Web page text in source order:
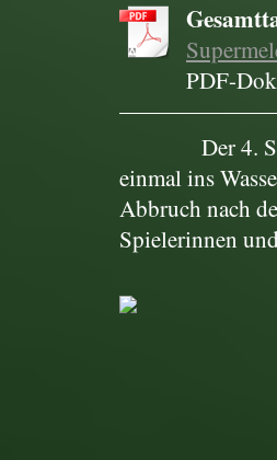
PDF-
Der 4.
einmal ins
Abbruch nach
Spielerinnen